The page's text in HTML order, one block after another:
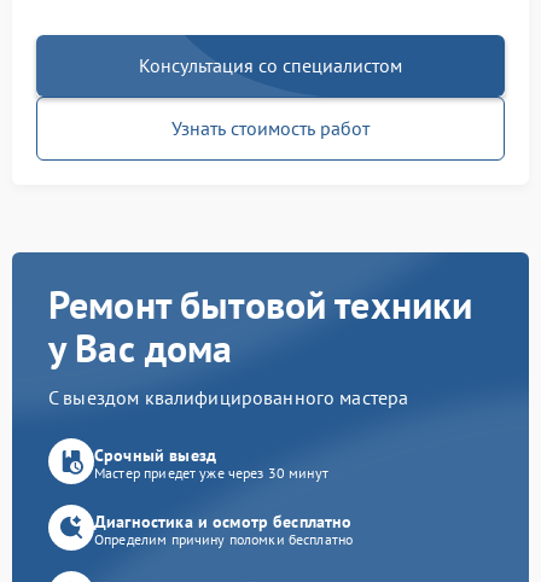
Консультация со специалистом
Узнать стоимость работ
Ремонт бытовой техники
у Вас дома
С выездом квалифицированного мастера
Срочный выезд
Мастер приедет уже через 30 минут
Диагностика и осмотр бесплатно
Определим причину поломки бесплатно